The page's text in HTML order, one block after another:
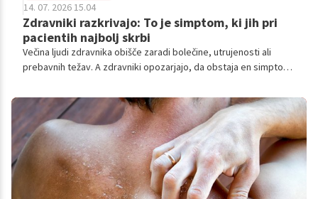
14. 07. 2026 15.04
Zdravniki razkrivajo: To je simptom, ki jih pri
pacientih najbolj skrbi
Večina ljudi zdravnika obišče zaradi bolečine, utrujenosti ali
prebavnih težav. A zdravniki opozarjajo, da obstaja en simptom,